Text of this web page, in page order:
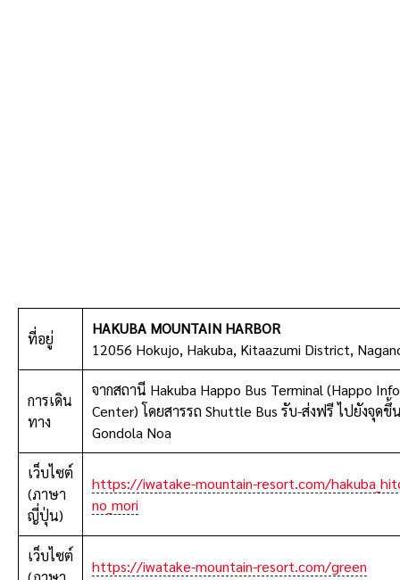
ที่อยู่
HAKUBA MOUNTAIN HARBOR
12056 Hokujo, Hakuba, Kitaazumi District,
การเดิน
ทาง
จากสถานี Hakuba Happo Bus Terminal (Happo
Center) โดยสารรถ Shuttle Bus รับ-ส่งฟรี ไปยังจุดขึ้
Gondola Noa
เว็บไซต์
(ภาษา
ญี่ปุ่น)
https://iwatake-mountain-resort.com/
no_mori
เว็บไซต์
https://iwatake-mountain-resort.com/green